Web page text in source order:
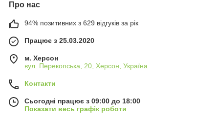
Про нас
94% позитивних з 629 відгуків за рік
Працює з 25.03.2020
м. Херсон
вул. Перекопська, 20, Херсон, Україна
Контакти
Сьогодні працює з 09:00 до 18:00
Показати весь графік роботи